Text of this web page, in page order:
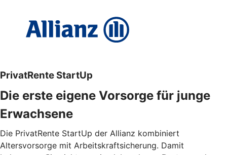
PrivatRente StartUp
Die erste eigene Vorsorge für junge
Erwachsene
Die PrivatRente StartUp der Allianz kombiniert
Altersvorsorge mit Arbeitskraftsicherung. Damit